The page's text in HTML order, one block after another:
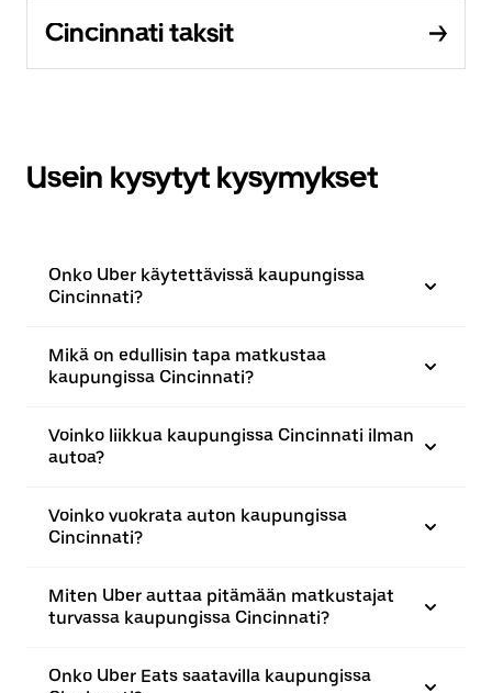
Cincinnati taksit
Usein kysytyt kysymykset
Onko Uber käytettävissä kaupungissa
Cincinnati?
Mikä on edullisin tapa matkustaa
kaupungissa Cincinnati?
Voinko liikkua kaupungissa Cincinnati ilman
autoa?
Voinko vuokrata auton kaupungissa
Cincinnati?
Miten Uber auttaa pitämään matkustajat
turvassa kaupungissa Cincinnati?
Onko Uber Eats saatavilla kaupungissa